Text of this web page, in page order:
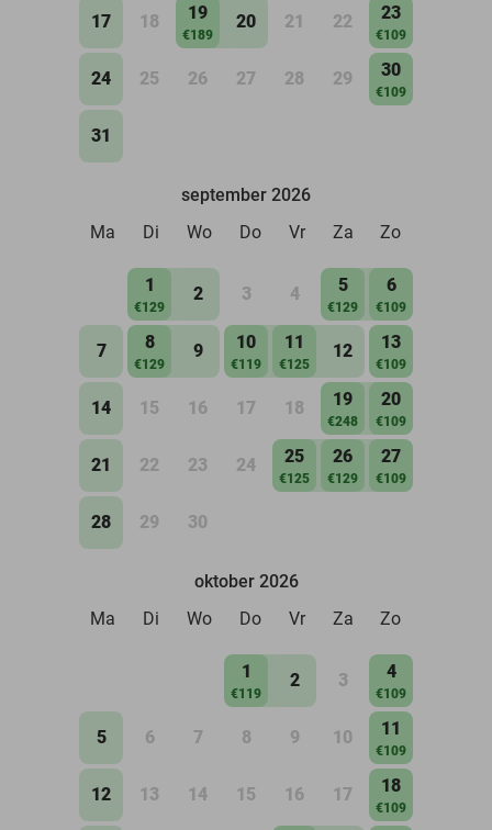
17 18 19
€189
20 21 22 23
€109
24 25 26 27 28 29 30
€109
31
september 2026
Ma
Di Wo Do Vr Za Zo
1
€129
2 3 4 5
€129
6
€109
7 8
€129
9 10
€119
11
€125
12 13
€109
14 15 16 17 18 19
€248
20
€109
21 22 23 24 25
€125
26
€129
27
€109
28 29 30
oktober 2026
Ma
Di Wo Do Vr Za Zo
1
€119
2 3 4
€109
5 6 7 8 9 10 11
€109
12 13 14 15 16 17 18
€109